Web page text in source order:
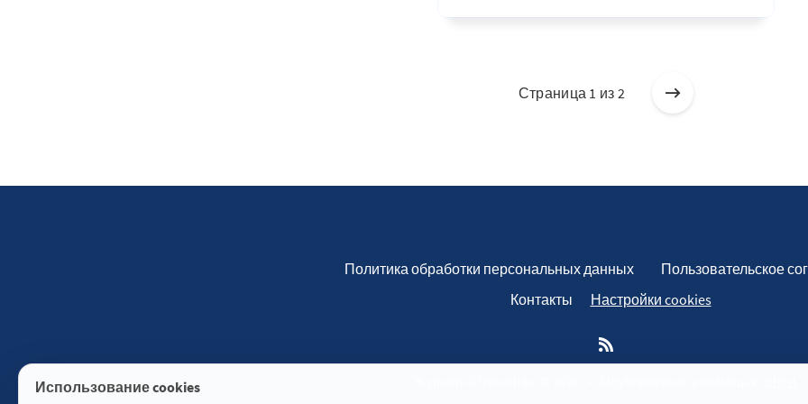
Страница 1 из 2
Использование cookies
Политика обработки персональных данных
Пользовательское
Контакты
Настройки cookies